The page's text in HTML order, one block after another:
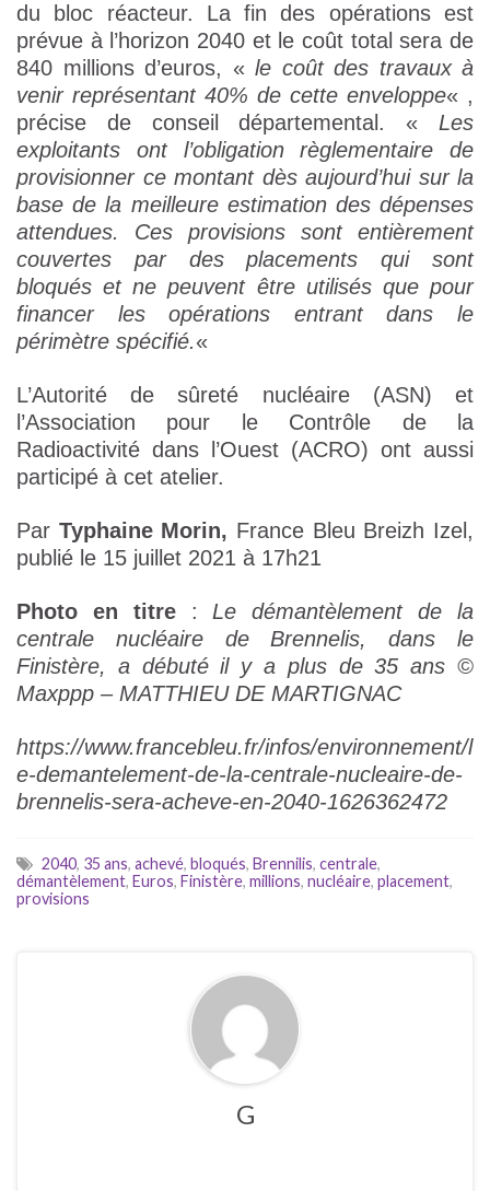
du bloc réacteur. La fin des opérations est
prévue à l’horizon 2040 et le coût total sera de
840 millions d’euros, « le coût des travaux à
venir représentant 40% de cette enveloppe« ,
précise de conseil départemental. « Les
exploitants ont l’obligation règlementaire de
provisionner ce montant dès aujourd’hui sur la
base de la meilleure estimation des dépenses
attendues. Ces provisions sont entièrement
couvertes par des placements qui sont
bloqués et ne peuvent être utilisés que pour
financer les opérations entrant dans le
périmètre spécifié.«
L’Autorité de sûreté nucléaire (ASN) et
l’Association pour le Contrôle de la
Radioactivité dans l’Ouest (ACRO) ont aussi
participé à cet atelier.
Par Typhaine Morin, France Bleu Breizh Izel,
publié le 15 juillet 2021 à 17h21
Photo en titre: Le démantèlement de la
centrale nucléaire de Brennelis, dans le
Finistère, a débuté il y a plus de 35 ans ©
Maxppp – MATTHIEU DE MARTIGNAC
https://www.francebleu.fr/infos/environnement/l
e-demantelement-de-la-centrale-nucleaire-de-
brennelis-sera-acheve-en-2040-1626362472
2040, 35 ans, achevé, bloqués, Brennilis, centrale,
démantèlement, Euros, Finistère, millions, nucléaire, placement,
provisions
G